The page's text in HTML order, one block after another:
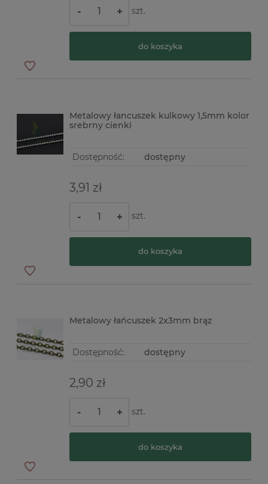
- + szt.
do koszyka
Metalowy łancuszek kulkowy 1,5mm kolor
srebrny cienki
Dostępność: dostępny
3,91 zł
- + szt.
do koszyka
Metalowy łańcuszek 2x3mm brąz
Dostępność: dostępny
2,90 zł
- + szt.
do koszyka